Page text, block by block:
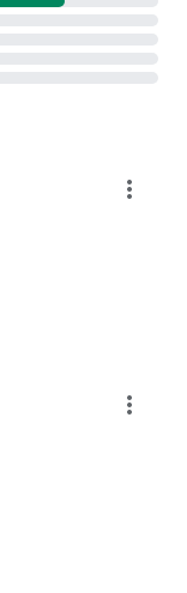
more_vert
more_vert